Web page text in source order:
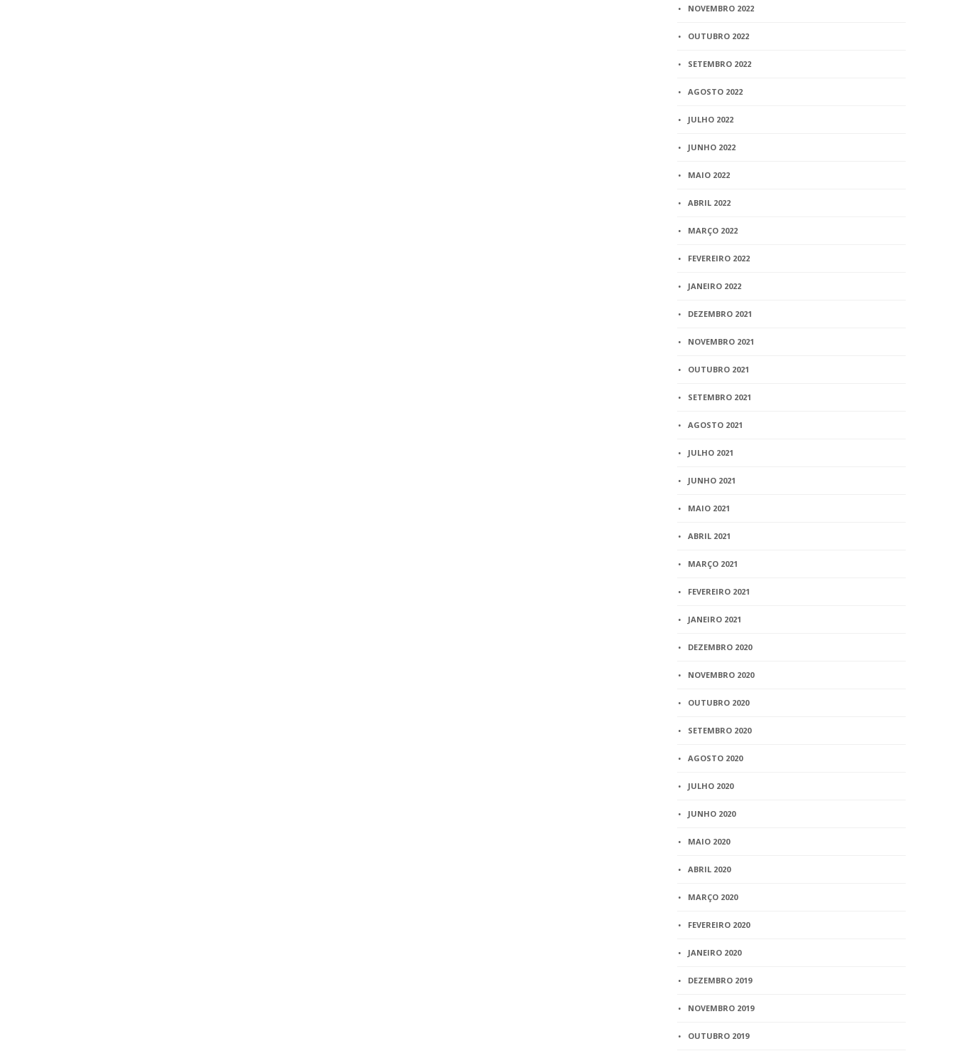
NOVEMBRO 2022
OUTUBRO 2022
SETEMBRO 2022
AGOSTO 2022
JULHO 2022
JUNHO 2022
MAIO 2022
ABRIL 2022
MARÇO 2022
FEVEREIRO 2022
JANEIRO 2022
DEZEMBRO 2021
NOVEMBRO 2021
OUTUBRO 2021
SETEMBRO 2021
AGOSTO 2021
JULHO 2021
JUNHO 2021
MAIO 2021
ABRIL 2021
MARÇO 2021
FEVEREIRO 2021
JANEIRO 2021
DEZEMBRO 2020
NOVEMBRO 2020
OUTUBRO 2020
SETEMBRO 2020
AGOSTO 2020
JULHO 2020
JUNHO 2020
MAIO 2020
ABRIL 2020
MARÇO 2020
FEVEREIRO 2020
JANEIRO 2020
DEZEMBRO 2019
NOVEMBRO 2019
OUTUBRO 2019